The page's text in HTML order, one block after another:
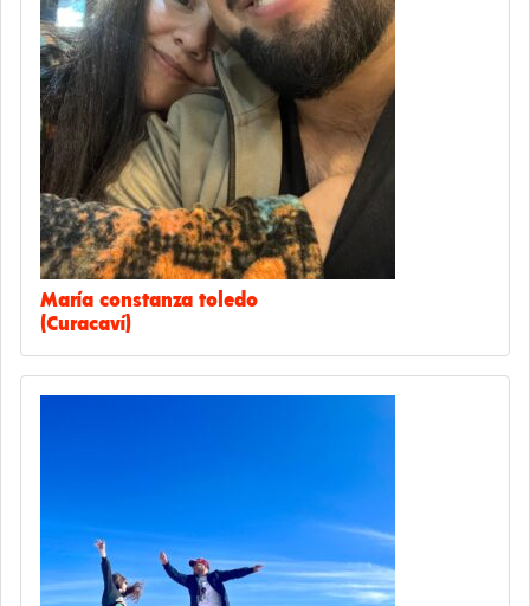
María constanza toledo
(Curacaví)